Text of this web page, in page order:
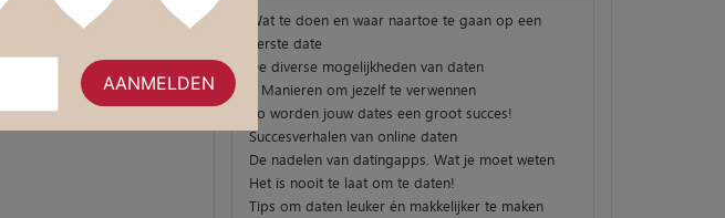
Wat te doen en waar naartoe te gaan op een
eerste date
De diverse mogelijkheden van daten
3 Manieren om jezelf te verwennen
Zo worden jouw dates een groot succes!
Succesverhalen van online daten
De nadelen van datingapps. Wat je moet weten
Het is nooit te laat om te daten!
Tips om daten leuker én makkelijker te maken